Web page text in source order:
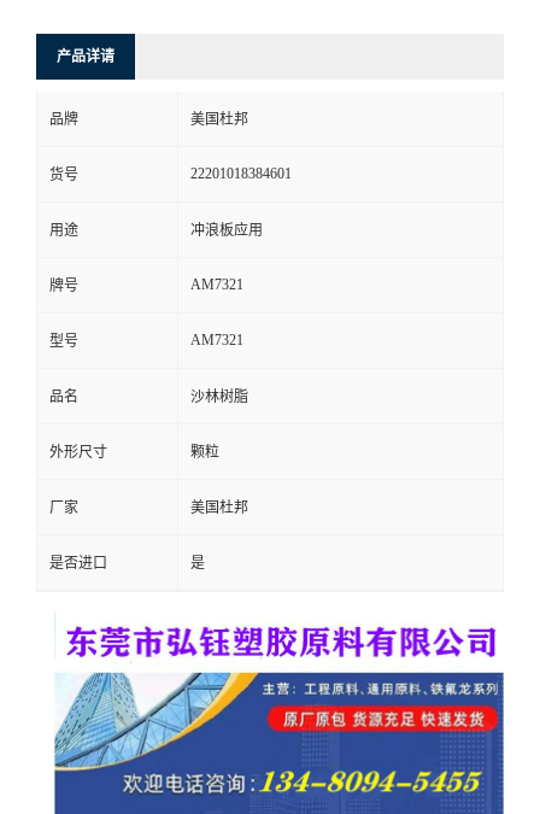
留
言
产品详请
品牌 美国杜邦
货号 22201018384601
用途 冲浪板应用
牌号 AM7321
型号 AM7321
品名 沙林树脂
外形尺寸 颗粒
厂家 美国杜邦
是否进口 是